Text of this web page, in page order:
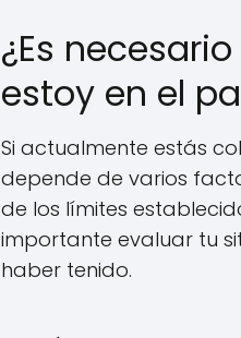
¿Es
estoy en el
Si actualmente estás
depende de varios
de los límites
importante evaluar tu
haber tenido.